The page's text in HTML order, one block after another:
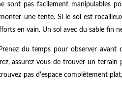
sont pas facilement manipulables
une tente. Si le sol est
en vain. Un sol avec du sable fin
du temps pour observer
assurez-vous de trouver un
pas d'espace complètement